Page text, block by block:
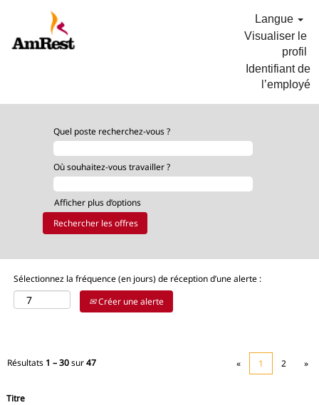
Langue
Visualiser le
profil
Identifiant de
l’employé
OPS_FR
Quel poste recherchez-vous ?
Où souhaitez-vous travailler ?
Afficher plus d’options
Sélectionnez la fréquence (en jours) de réception d’une alerte :
Créer une alerte
Résultats 1 – 30sur47 « 1 2 »
Titre